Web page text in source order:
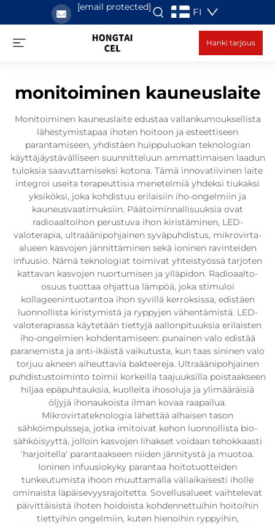
[email protected] FI
Hanki tarjous
monitoiminen kauneuslaite
Monitoiminen kauneuslaite edustaa vallankumouksellista
lähestymistapaa ihoten hoitoon ja esteettiseen
parantamiseen, yhdistäen huippuluokan teknologian
käyttäjäystävälliseen suunnitteluun ammattimaisen laadun
tuloksia saavuttamiseksi kotona. Tämä innovatiivinen laite
integroi useita terapeuttisia menetelmiä yhdeksi tiukaksi
yksiköksi, joka kohdistuu erilaisiin iho-ongelmiin ja
kauneusvaatimuksiin. Päätoiminnallisuuksia ovat
radioaaltoihon perustuva ihon kiristäminen, LED-
valoterapia, ultraäänipohjainen syväpuhdistus, mikrovirta-
alueen kasvojen jännittäminen sekä ioninen ravinteiden
infuusio. Nämä teknologiat toimivat yhteistyössä tarjoten
kattavan kasvojen nuortumisen ja ylläpidon. Radioaalto-
osuus tuottaa ohjattua lämpöä, joka stimuloi
kollageenintuotantoa ihon syvillä kerroksissa, edistäen
luonnollista kiristymistä ja ryppyjen vähentämistä. LED-
valoterapiassa käytetään tiettyjä aallonpituuksia erilaisten
iho-ongelmien kohdentamiseen: punainen valo edistää
paranemista ja anti-ikäistä vaikutusta, kun taas sininen valo
torjuu akneen aiheuttavia bakteereja. Ultraäänipohjainen
puhdistustoiminto toimii korkeilla taajuuksilla poistaakseen
hiljaa epäpuhtauksia, kuolleita ihosoluja ja ylimääräisiä
öljyjä ihonaukoista ilman kovaa raapailua.
Mikrovirtateknologia lähettää alhaisen tason
sähköimpulsseja, jotka imitoivat kehon luonnollista bio-
sähköisyyttä, jolloin kasvojen lihakset voidaan tehokkaasti
'harjoitella' parantaakseen niiden jännitystä ja muotoa.
Ioninen infuusiokyky parantaa hoitotuotteiden
tunkeutumista ihoon muuttamalla väliaikaisesti iholle
ominaista läpäisevyysrajoitetta. Sovellusalueet vaihtelevat
päivittäisistä ihoten hoidoista kohdennettuihin hoitoihin
tiettyihin ongelmiin, kuten hienoihin ryppyihin,